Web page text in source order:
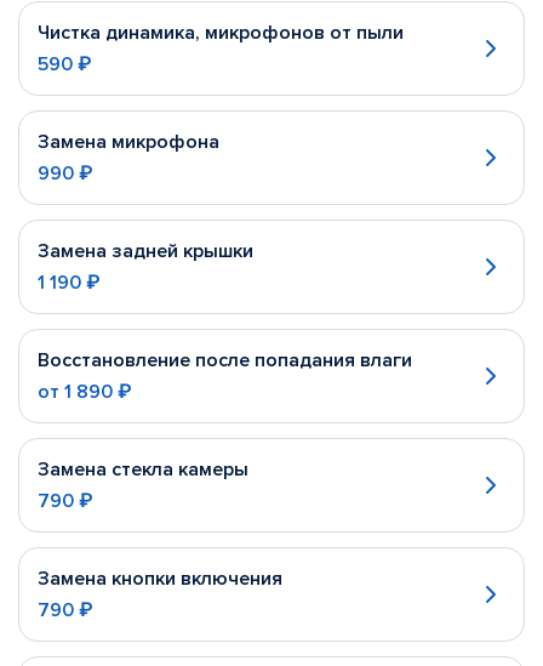
Чистка динамика, микрофонов от пыли
590 ₽
Замена микрофона
990 ₽
Замена задней крышки
1 190 ₽
Восстановление после попадания влаги
от 1 890 ₽
Замена стекла камеры
790 ₽
Замена кнопки включения
790 ₽